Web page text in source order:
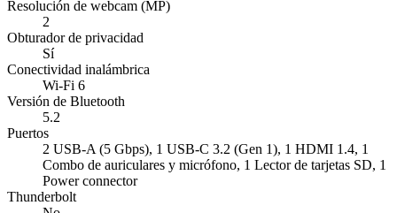
Resolución de webcam (MP)
2
Obturador de privacidad
Sí
Conectividad inalámbrica
Wi-Fi 6
Versión de Bluetooth
5.2
Puertos
2 USB-A (5 Gbps), 1 USB-C 3.2 (Gen 1), 1 HDMI 1.4, 1
Combo de auriculares y micrófono, 1 Lector de tarjetas SD, 1
Power connector
Thunderbolt